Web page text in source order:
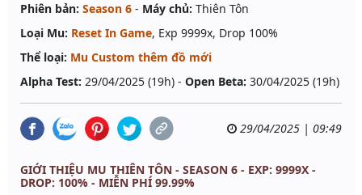
Phiên bản: Season 6 - Máy chủ: Thiên Tôn
Loại Mu: Reset In Game, Exp 9999x, Drop 100%
Thể loại: Mu Custom thêm đồ mới
Alpha Test: 29/04/2025 (19h) - Open Beta: 30/04/2025 (19h)
29/04/2025 | 09:49
GIỚI THIỆU MU THIÊN TÔN - SEASON 6 - EXP: 9999X -
DROP: 100% - MIỄN PHÍ 99.99%